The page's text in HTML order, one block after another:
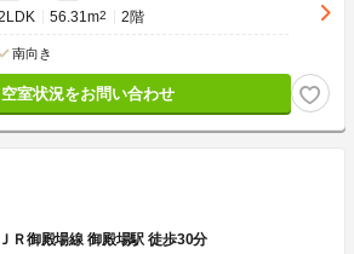
56.31m2 2階
南向き
空室状況をお問い合わせ
ＪＲ御殿場線 御殿場駅 徒歩30分